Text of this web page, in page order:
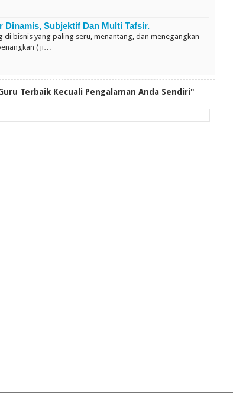
Dinamis, Subjektif Dan Multi Tafsir.
di bisnis yang paling seru, menantang, dan menegangkan
( ji…
Terbaik Kecuali Pengalaman Anda Sendiri"